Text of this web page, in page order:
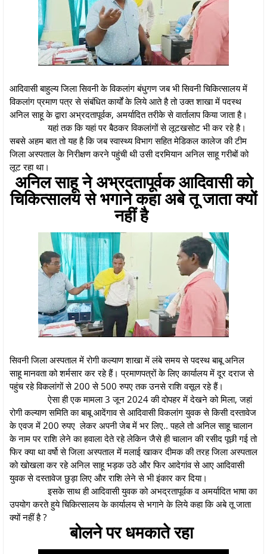
आदिवासी बाहुल्य जिला सिवनी के विकलांग बंधुगण जब भी सिवनी चिकित्सालय में
विकलांग प्रमाण पत्र से संबंधित कार्यों के लिये आते है तो उक्त शाखा में पदस्थ
अनिल साहू के द्वारा अभ्रदतापूर्वक, अमर्यादित तरीके से वार्तालाप किया जाता है।
यहां तक कि यहां पर बैठकर विकलांगों से लूटखसोट भी कर रहे है।
सबसे अहम बात तो यह है कि जब स्वास्थ्य विभाग सहित मेडिकल कालेज की टीम
जिला अस्पताल के निरीक्षण करने पहुंची थी उसी दरमियान अनिल साहू गरीबों को
लूट रहा था।
अनिल साहू ने अभ्रदतापूर्वक आदिवासी को
चिकित्सालय से भगाने कहा अबे तू जाता क्यों
नहीं है
सिवनी जिला अस्पताल में रोगी कल्याण शाखा में लंबे समय से पदस्थ बाबू अनिल
साहू मानवता को शर्मसार कर रहे हैं। प्रमाणपत्रों के लिए कार्यालय में दूर दराज से
पहुंच रहे विकलांगों से 200 से 500 रुपए तक उनसे राशि वसूल रहे हैं।
ऐसा ही एक मामला 3 जून 2024 की दोपहर में देखने को मिला, जहां
रोगी कल्याण समिति का बाबू आदेंगाव से आदिवासी विकलांग युवक से किसी दस्तावेज
के एवज में 200 रुपए लेकर अपनी जेब में भर लिए.. पहले तो अनिल साहू चालान
के नाम पर राशि लेने का हवाला देते रहे लेकिन जैसे ही चालान की रसीद पूछी गई तो
फिर क्या था वर्षो से जिला अस्पताल में मलाई खाकर दीमक की तरह जिला अस्पताल
को खोखला कर रहे अनिल साहू भड़क उठे और फिर आदेगांव से आए आदिवासी
युवक से दस्तावेज छुड़ा लिए और राशि लेने से भी इंकार कर दिया।
इसके साथ ही आदिवासी युवक को अभद्रतापूर्वक व अमर्यादित भाषा का
उपयोग करते हुये चिकित्सालय के कार्यालय से भगाने के लिये कहा कि अबे तू जाता
क्यों नहीं है ?
बोलने पर धमकाते रहा